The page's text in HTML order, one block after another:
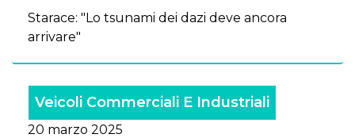
Starace: "Lo tsunami dei dazi deve ancora
arrivare"
Veicoli Commerciali E Industriali
20 marzo 2025